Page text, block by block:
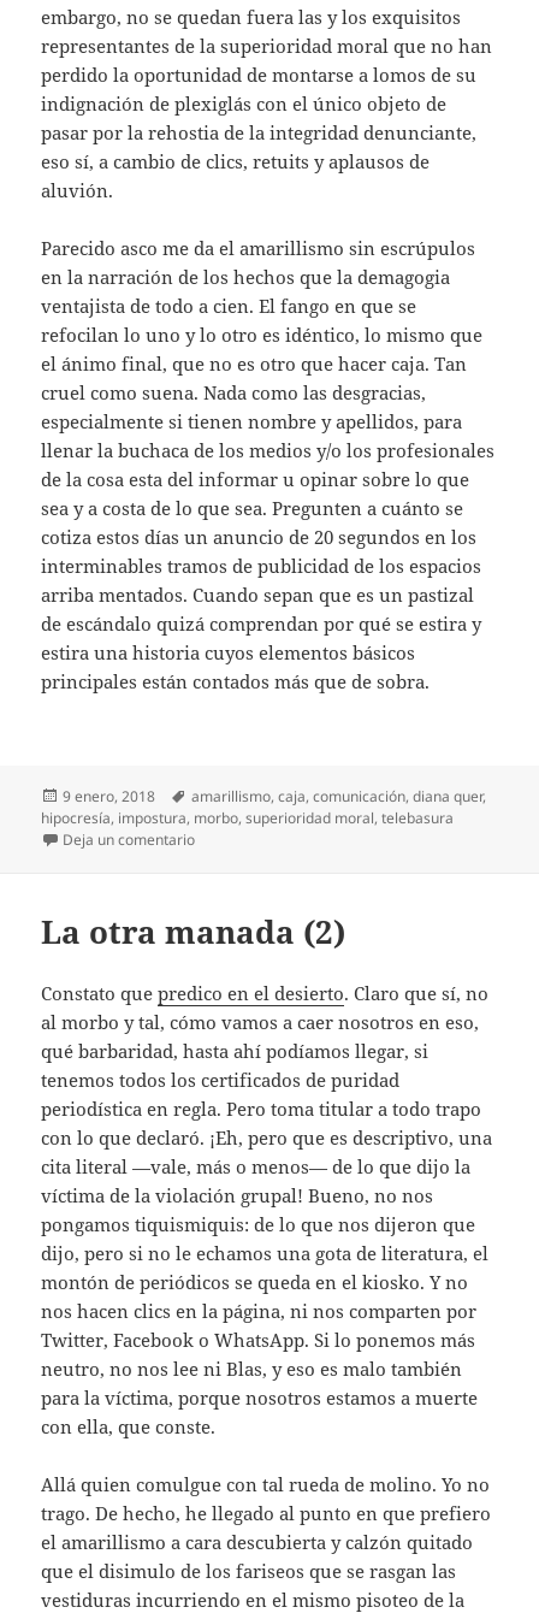
embargo, no se quedan fuera las y los exquisitos
representantes de la superioridad moral que no han
perdido la oportunidad de montarse a lomos de su
indignación de plexiglás con el único objeto de
pasar por la rehostia de la integridad denunciante,
eso sí, a cambio de clics, retuits y aplausos de
aluvión.
Parecido asco me da el amarillismo sin escrúpulos
en la narración de los hechos que la demagogia
ventajista de todo a cien. El fango en que se
refocilan lo uno y lo otro es idéntico, lo mismo que
el ánimo final, que no es otro que hacer caja. Tan
cruel como suena. Nada como las desgracias,
especialmente si tienen nombre y apellidos, para
llenar la buchaca de los medios y/o los profesionales
de la cosa esta del informar u opinar sobre lo que
sea y a costa de lo que sea. Pregunten a cuánto se
cotiza estos días un anuncio de 20 segundos en los
interminables tramos de publicidad de los espacios
arriba mentados. Cuando sepan que es un pastizal
de escándalo quizá comprendan por qué se estira y
estira una historia cuyos elementos básicos
principales están contados más que de sobra.
Publicado
el
9 enero, 2018 Etiquetas
amarillismo,caja,comunicación,diana quer,
hipocresía, impostura, morbo,superioridad moral,telebasura
Deja un comentarioen El morbo hace caja
La otra manada (2)
Constato quepredico en el desierto. Claro que sí, no
al morbo y tal, cómo vamos a caer nosotros en eso,
qué barbaridad, hasta ahí podíamos llegar, si
tenemos todos los certificados de puridad
periodística en regla. Pero toma titular a todo trapo
con lo que declaró. ¡Eh, pero que es descriptivo, una
cita literal —vale, más o menos— de lo que dijo la
víctima de la violación grupal! Bueno, no nos
pongamos tiquismiquis: de lo que nos dijeron que
dijo, pero si no le echamos una gota de literatura, el
montón de periódicos se queda en el kiosko. Y no
nos hacen clics en la página, ni nos comparten por
Twitter, Facebook o WhatsApp. Si lo ponemos más
neutro, no nos lee ni Blas, y eso es malo también
para la víctima, porque nosotros estamos a muerte
con ella, que conste.
Allá quien comulgue con tal rueda de molino. Yo no
trago. De hecho, he llegado al punto en que prefiero
el amarillismo a cara descubierta y calzón quitado
que el disimulo de los fariseos que se rasgan las
vestiduras incurriendo en el mismo pisoteo de la